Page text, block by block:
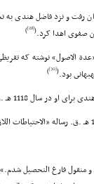
وى در سال 1126 هـ .ق. به اصفهان
صفوى اهدا کرد.(
[28]
)
الاصول» نوشته که
بود.(
[30]
)
مى گوید: «در 13 سالگى از معقول و